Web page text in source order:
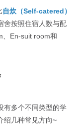
自炊（Self-catered）
舍按照住宿人数与配
、En-suit room和
有多个不同类型的学
绍几种常见方向~